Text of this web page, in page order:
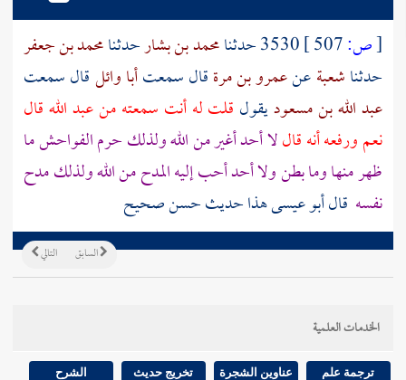
[ص: 3530 حدثنا محمد بن بشارحدثنامحمد بن جعفر
حدثناشعبةعنعمرو بن مرةقال سمعتأبا وائلقال سمعت
عبد الله بن مسعوديقول قلت له أنت سمعته منعبد اللهقال
نعم ورفعه أنه قاللا أحد أغير من الله ولذلك حرم الفواحش ما
ظهر منها وما بطن ولا أحد أحب إليه المدح من الله ولذلك مدح
نفسه قال أبو عيسى هذا حديث حسن صحيح
التالي السابق
الخدمات العلمية
ترجمة علم عناوين الشجرة تخريج حديث الشرح